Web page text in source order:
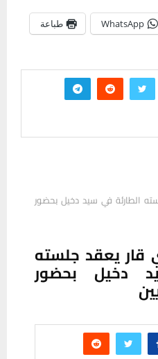
WhatsApp طباعة
الطارئة في سيد دخيل بحضور
يعقد جلسته
دخيل بحضور